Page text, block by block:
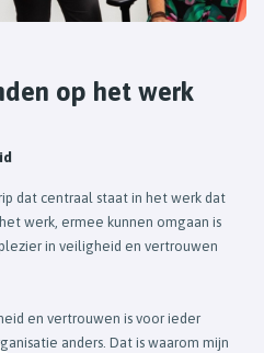
op het werk
dat centraal staat in het werk dat
werk, ermee kunnen omgaan is
in veiligheid en vertrouwen
en vertrouwen is voor ieder
anders. Dat is waarom mijn